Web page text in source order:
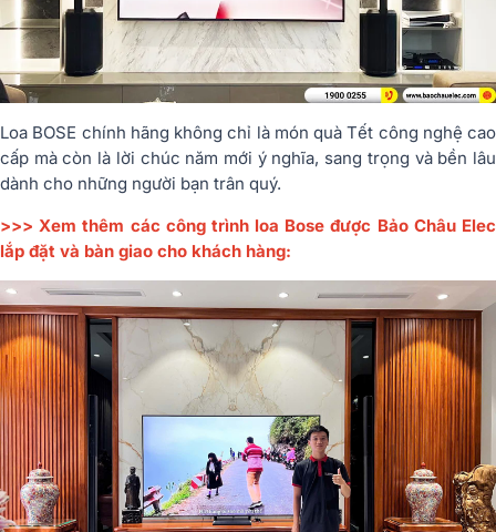
Loa BOSE chính hãng không chỉ là món quà Tết công nghệ cao
cấp mà còn là lời chúc năm mới ý nghĩa, sang trọng và bền lâu
dành cho những người bạn trân quý.
>>> Xem thêm các công trình loa Bose được Bảo Châu Elec
lắp đặt và bàn giao cho khách hàng: